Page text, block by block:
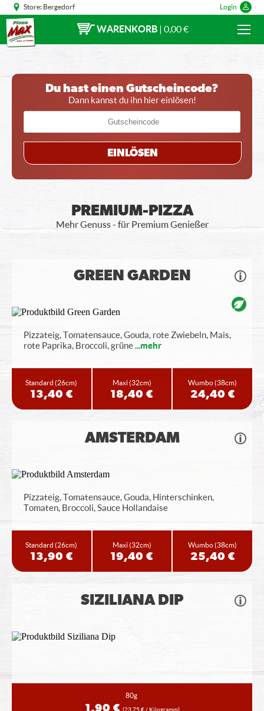
Store: Bergedorf Login
WARENKORB | 0,00 €
Du hast einen Gutscheincode?
Dann kannst du ihn hier einlösen!
EINLÖSEN
PREMIUM-PIZZA
Mehr Genuss - für Premium Genießer
GREEN GARDEN
Pizzateig, Tomatensauce, Gouda, rote Zwiebeln, Mais,
rote Paprika, Broccoli, grüne...mehr
Standard(26cm)
13,40 €
Maxi(32cm)
18,40 €
Wumbo(38cm)
24,40 €
AMSTERDAM
Pizzateig, Tomatensauce, Gouda, Hinterschinken,
Tomaten, Broccoli, Sauce Hollandaise
Standard(26cm)
13,90 €
Maxi(32cm)
19,40 €
Wumbo(38cm)
25,40 €
SIZILIANA DIP
80g
1,90 € (23,75 € / Kilogramm)